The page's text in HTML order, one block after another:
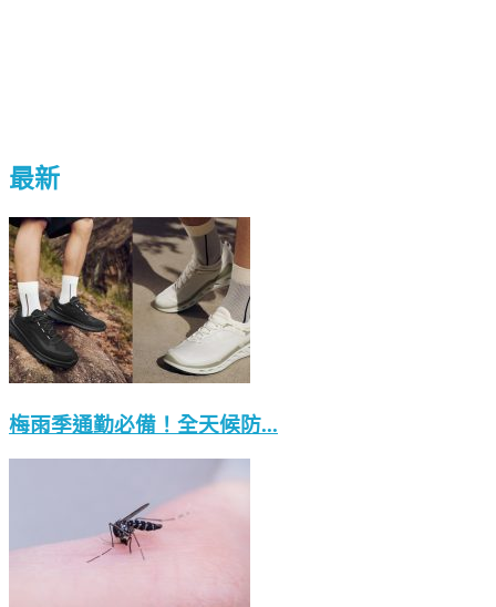
最新
梅雨季通勤必備！全天候防...